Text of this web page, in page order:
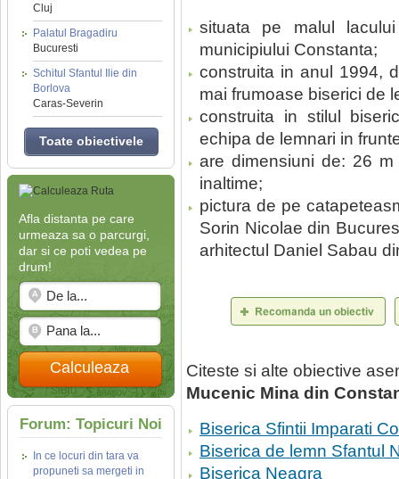
Cluj
Palatul Bragadiru
Bucuresti
Schitul Sfantul Ilie din
Borlova
Caras-Severin
Toate obiectivele
Afla distanta pe care
urmeaza sa o parcurgi,
dar si ce poti vedea pe
drum!
Calculeaza
Forum: Topicuri Noi
In ce locuri din tara va
propuneti sa mergeti in
situata pe malul
municipiului Constanta;
construita in anul 1994,
mai frumoase biserici de
construita in stilul
echipa de lemnari in
are dimensiuni de: 26
inaltime;
pictura de pe
Sorin Nicolae din
arhitectul Daniel Sabau
Citeste si alte obiective
Mucenic Mina din
Biserica Sfintii Imparati
Biserica de lemn Sfantul
Biserica Neagra